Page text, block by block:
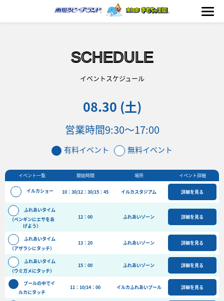
イベント
フード&ショップ
海の生きもの
おもちゃ王国
バーベキュー予約
アクセス＆周辺情報
ビーチランド支援プログラム
SCHEDULE
イベントスケジュール
08.30 (土)
営業時間9:30～17:00
有料イベント 無料イベント
イベント一覧 開始時間 場所 イベント詳細
イルカショー 10：30/12：30/15：45 イルカスタジアム 詳細を見る
ふれあいタイム
（ペンギンにエサをあ
げよう）
12：00 ふれあいゾーン 詳細を見る
ふれあいタイム
（アザラシにタッチ）
13：20 ふれあいゾーン 詳細を見る
ふれあいタイム
（ウミガメにタッチ）
15：00 ふれあいゾーン 詳細を見る
プールの中でイ
ルカにタッチ
11：10/14：00 イルカふれあいプール 詳細を見る